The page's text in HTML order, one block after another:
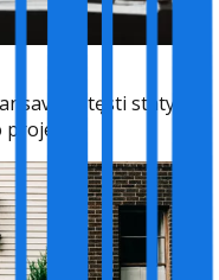
tęsti statybos